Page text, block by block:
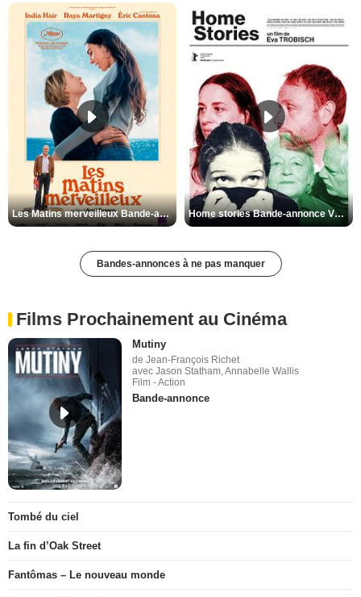
Les Matins merveilleux Bande-annonce VF Home stories Bande-annonce VO STFR
Bandes-annonces à ne pas manquer
Films Prochainement au Cinéma
Mutiny
de Jean-François Richet
avec Jason Statham, Annabelle Wallis
Film - Action
Bande-annonce
Tombé du ciel
La fin d’Oak Street
Fantômas – Le nouveau monde